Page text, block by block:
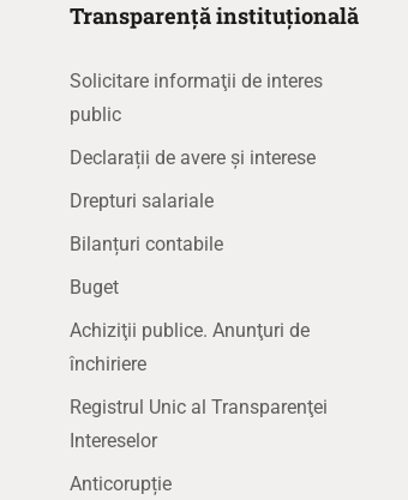
Transparență instituțională
Solicitare informaţii de interes
public
Declarații de avere și interese
Drepturi salariale
Bilanțuri contabile
Buget
Achiziţii publice. Anunţuri de
închiriere
Registrul Unic al Transparenţei
Intereselor
Anticorupție